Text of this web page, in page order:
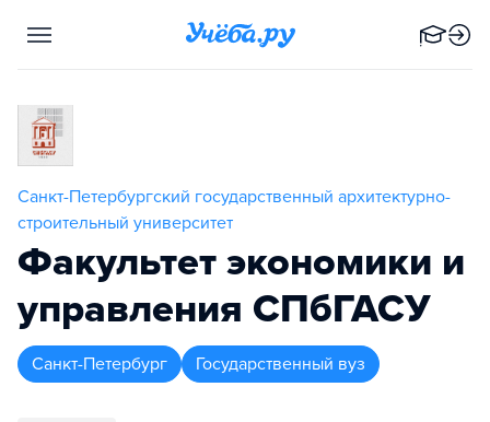
Санкт-Петербургский государственный архитектурно-
строительный университет
Факультет экономики и
управления СПбГАСУ
Санкт-Петербург Государственный вуз